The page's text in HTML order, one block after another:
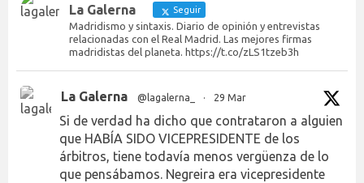
La Galerna Seguir
Madridismo y sintaxis. Diario de opinión y entrevistas
relacionadas con el Real Madrid. Las mejores firmas
madridistas del planeta. https://t.co/zLS1tzeb3h
La Galerna @lagalerna_ · 29 Mar
Si de verdad ha dicho que contrataron a alguien
que HABÍA SIDO VICEPRESIDENTE de los
árbitros, tiene todavía menos vergüenza de lo
que pensábamos. Negreira era vicepresidente